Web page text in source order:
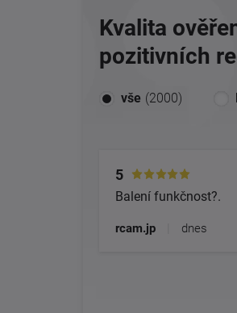
Kvalita
pozitivních
vše (2000)
5
Balení funkčnost?.
rcam.jp dnes